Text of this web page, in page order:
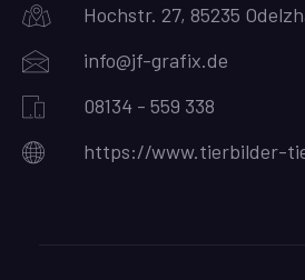
Hochstr. 27, 85235
info@jf-grafix.de
08134 - 559 338
https://www.tierbilder-